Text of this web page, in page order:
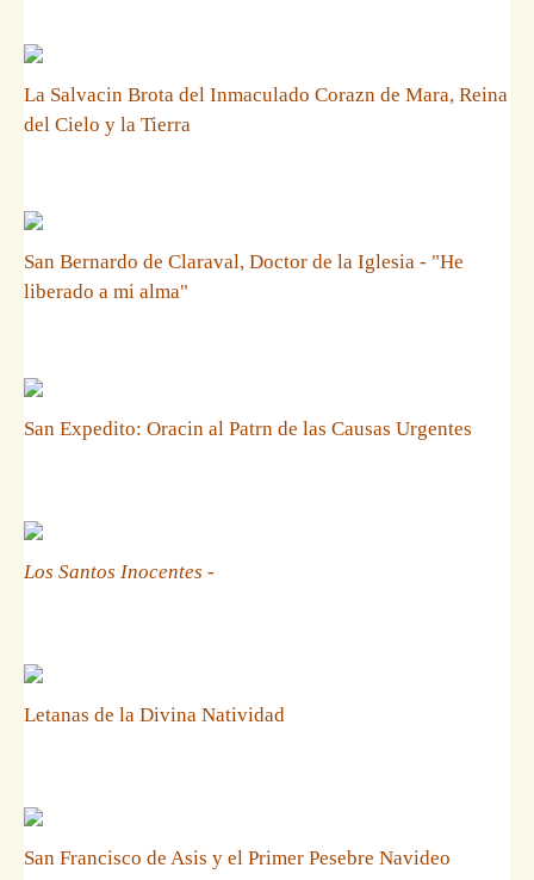
La Salvacin Brota del Inmaculado Corazn de Mara, Reina
del Cielo y la Tierra
San Bernardo de Claraval, Doctor de la Iglesia - "He
liberado a mi alma"
San Expedito: Oracin al Patrn de las Causas Urgentes
Los Santos Inocentes -
Letanas de la Divina Natividad
San Francisco de Asis y el Primer Pesebre Navideo